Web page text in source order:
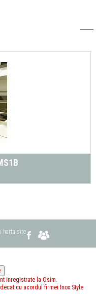
harta site
inregistrate la Osim.
cu acordul firmei Inox Style